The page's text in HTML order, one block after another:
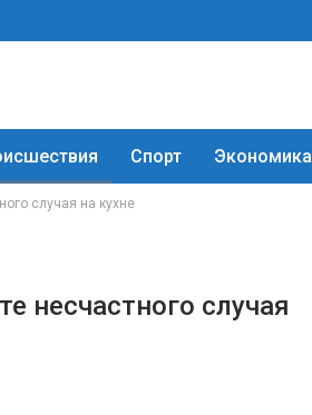
Спорт Экономика
случая на кухне
несчастного случая